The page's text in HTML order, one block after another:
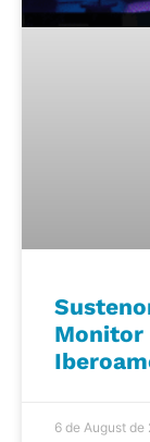
Monitor
6 de August de